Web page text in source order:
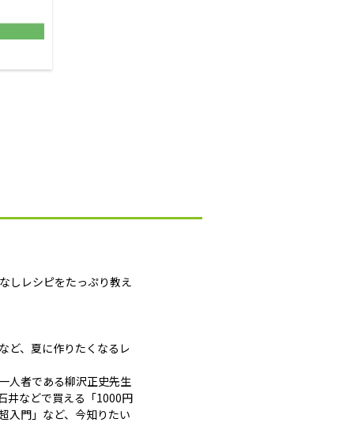
しレシピをたっぷり教え
ど、夏に作りたくなるレ
人者である柳沢正史先生
井などで買える「1000円
入門」など、今知りたい